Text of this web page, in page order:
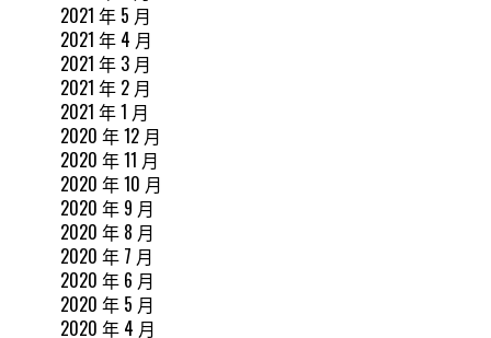
2021 年 5 月
2021 年 4 月
2021 年 3 月
2021 年 2 月
2021 年 1 月
2020 年 12 月
2020 年 11 月
2020 年 10 月
2020 年 9 月
2020 年 8 月
2020 年 7 月
2020 年 6 月
2020 年 5 月
2020 年 4 月